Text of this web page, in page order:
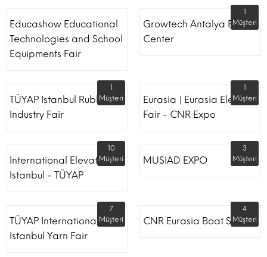
Educashow Educational
Technologies and School
Equipments Fair
Growtech Antalya Expo
Center
1
Müşteri
TÜYAP Istanbul Rubber
Industry Fair
1
Müşteri
Eurasia | Eurasia Elevator
Fair - CNR Expo
1
Müşteri
International Elevator
Istanbul - TÜYAP
10
Müşteri
MUSIAD EXPO
3
Müşteri
TÜYAP International
Istanbul Yarn Fair
7
Müşteri
CNR Eurasia Boat Show
4
Müşteri